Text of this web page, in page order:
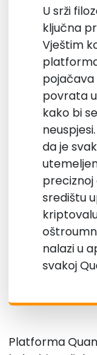
U srži
ključna
Vještim
pojačava
povrata
kako bi
da je
preciznoj
središtu
nalazi u
svakoj
Platforma